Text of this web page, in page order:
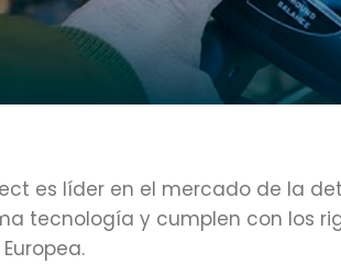
es líder en el mercado de la
tecnología y cumplen con los